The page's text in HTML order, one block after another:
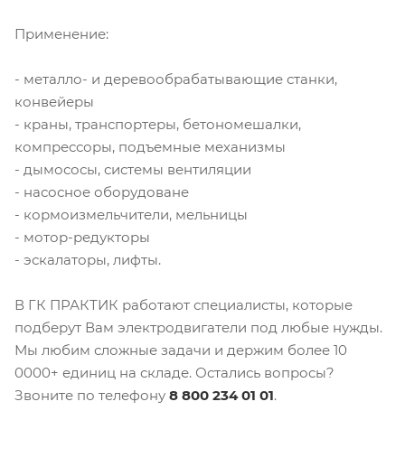
Применение:
- металло- и деревообрабатывающие станки,
конвейеры
- краны, транспортеры, бетономешалки,
компрессоры, подъемные механизмы
- дымососы, системы вентиляции
- насосное оборудоване
- кормоизмельчители, мельницы
- мотор-редукторы
- эскалаторы, лифты.
В ГК ПРАКТИК работают специалисты, которые
подберут Вам электродвигатели под любые нужды.
Мы любим сложные задачи и держим более 10
0000+ единиц на складе. Остались вопросы?
Звоните по телефону 8 800 234 01 01.